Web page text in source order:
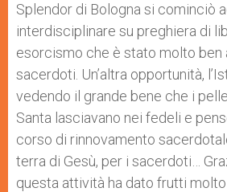
Splendor di Bologna si cominciò
interdisciplinare su preghiera di
esorcismo che è stato molto ben
sacerdoti. Un’altra opportunità,
vedendo il grande bene che i
Santa lasciavano nei fedeli e
corso di rinnovamento
terra di Gesù, per i sacerdoti…
questa attività ha dato frutti